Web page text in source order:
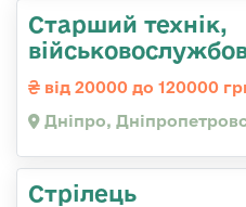
Старший технік,
від 20000 до 120000
Дніпро,
Стрілець